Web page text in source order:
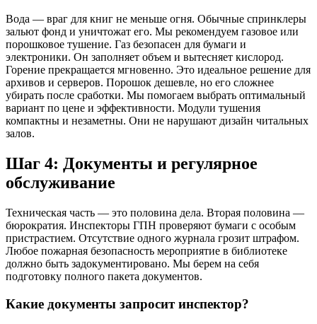
Вода — враг для книг не меньше огня. Обычные спринклеры
зальют фонд и уничтожат его. Мы рекомендуем газовое или
порошковое тушение. Газ безопасен для бумаги и
электроники. Он заполняет объем и вытесняет кислород.
Горение прекращается мгновенно. Это идеальное решение для
архивов и серверов. Порошок дешевле, но его сложнее
убирать после сработки. Мы помогаем выбрать оптимальный
вариант по цене и эффективности. Модули тушения
компактны и незаметны. Они не нарушают дизайн читальных
залов.
Шаг 4: Документы и регулярное
обслуживание
Техническая часть — это половина дела. Вторая половина —
бюрократия. Инспекторы ГПН проверяют бумаги с особым
пристрастием. Отсутствие одного журнала грозит штрафом.
Любое пожарная безопасность мероприятие в библиотеке
должно быть задокументировано. Мы берем на себя
подготовку полного пакета документов.
Какие документы запросит инспектор?